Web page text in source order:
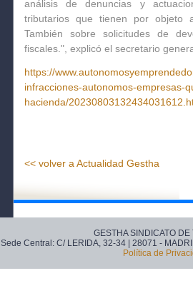
análisis de denuncias y
tributarios que tienen por objeto
También sobre solicitudes de
fiscales.", explicó el secretario
https://
infracciones-autonomos-empresas-
hacienda/
<< volver a Actualidad Gestha
GESTHA SINDICATO
Sede Central: C/ LERIDA, 32-34 | 28071 -
Política de